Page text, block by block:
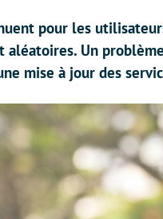
pour les
aléatoires. Un
mise à jour des